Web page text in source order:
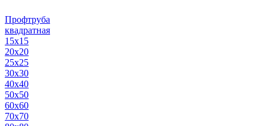
Профтруба
квадратная
15х15
20х20
25х25
30х30
40х40
50х50
60х60
70х70